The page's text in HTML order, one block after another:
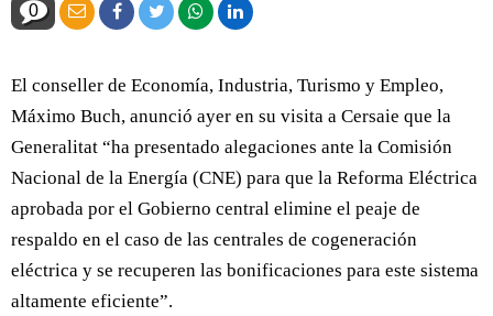
0
El conseller de Economía, Industria, Turismo y Empleo,
Máximo Buch, anunció ayer en su visita a Cersaie que la
Generalitat “ha presentado alegaciones ante la Comisión
Nacional de la Energía (CNE) para que la Reforma Eléctrica
aprobada por el Gobierno central elimine el peaje de
respaldo en el caso de las centrales de cogeneración
eléctrica y se recuperen las bonificaciones para este sistema
altamente eficiente”.